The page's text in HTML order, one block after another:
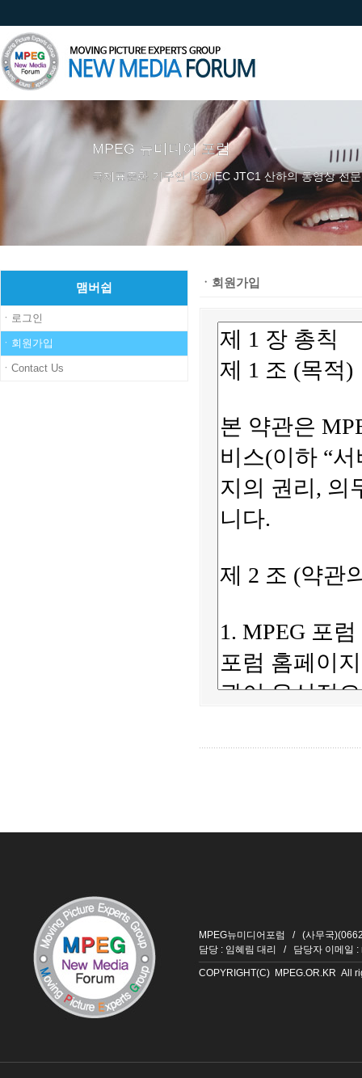
MPEG 뉴미디어 포럼
국제표준화 기구인 ISO/IEC JTC1 산하의 동영상 전
맴버쉽
ㆍ로그인
ㆍ회원가입
ㆍContact Us
ㆍ회원가입
MPEG뉴미디어포럼 / (사무국
담당 : 임혜림 대리 / 담당자 이메일 :
COPYRIGHT(C) MPEG.OR.KR All